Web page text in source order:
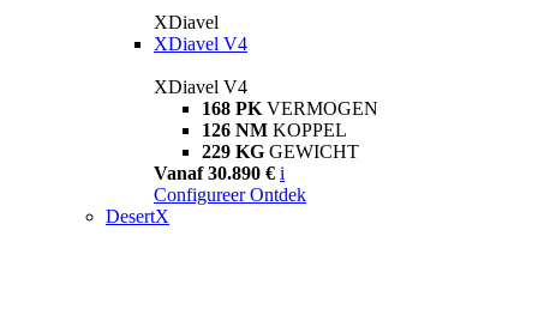
XDiavel
XDiavel V4
XDiavel V4
168 PK VERMOGEN
126 NM KOPPEL
229 KG GEWICHT
Vanaf 30.890 € i
Configureer Ontdek
DesertX